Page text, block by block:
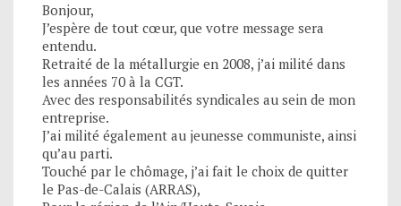
Bonjour,
J’espère de tout cœur, que votre message sera
entendu.
Retraité de la métallurgie en 2008, j’ai milité dans
les années 70 à la CGT.
Avec des responsabilités syndicales au sein de mon
entreprise.
J’ai milité également au jeunesse communiste, ainsi
qu’au parti.
Touché par le chômage, j’ai fait le choix de quitter
le Pas-de-Calais (ARRAS),